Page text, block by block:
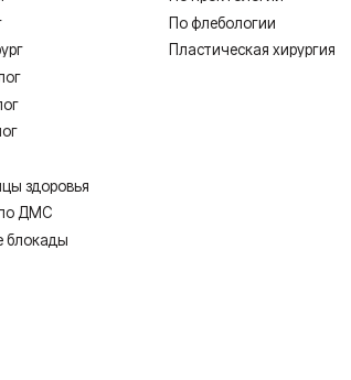
НЕОБХОДИМА
г. и Л041-01128-67/00637993 от
персональных данных